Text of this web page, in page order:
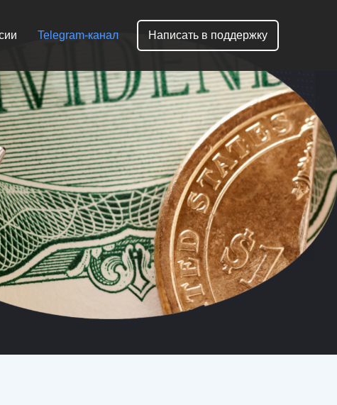
Telegram-канал Написать в поддержку